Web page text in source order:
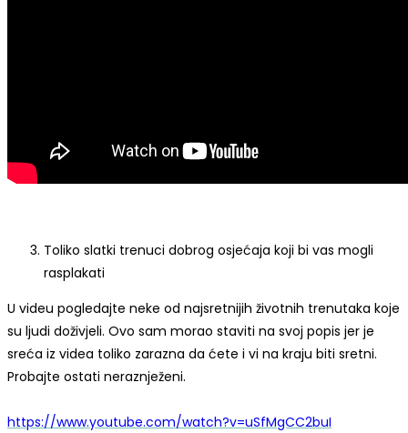
Toliko slatki trenuci dobrog osjećaja koji bi vas mogli
rasplakati
U videu pogledajte neke od najsretnijih životnih trenutaka koje
su ljudi doživjeli. Ovo sam morao staviti na svoj popis jer je
sreća iz videa toliko zarazna da ćete i vi na kraju biti sretni.
Probajte ostati neraznježeni.
https://www.youtube.com/watch?v=uSfMgCC2buI